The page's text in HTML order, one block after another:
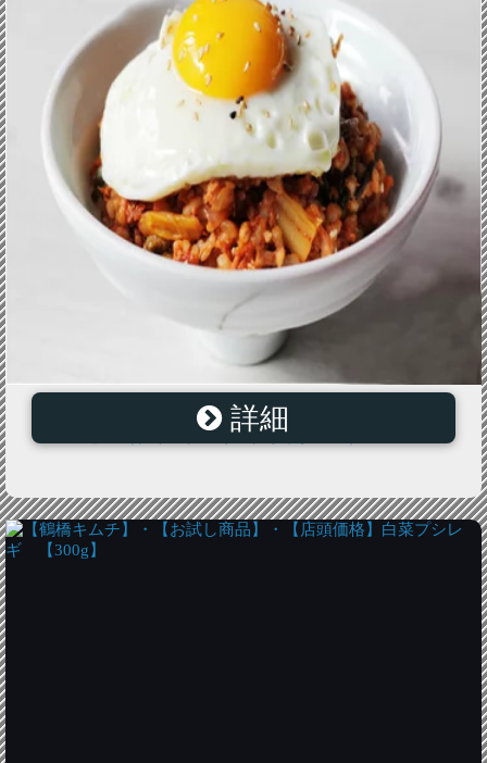
【誰でも簡単】【韓国料理レシピ】 ツナキムチチャハ
ンレシピ （チャムチ キムチボックンパ）
詳細